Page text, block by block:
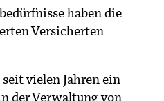
haben die
Versicherten
vielen Jahren ein
der Verwaltung von